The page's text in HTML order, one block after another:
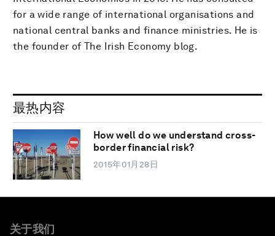
for a wide range of international organisations and
national central banks and finance ministries. He is
the founder of The Irish Economy blog.
最热内容
How well do we understand cross-
border financial risk?
2015年01月28日
关于我们